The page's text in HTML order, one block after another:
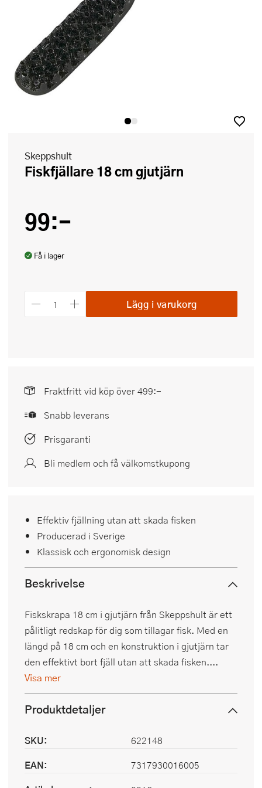
Skeppshult
Fiskfjällare 18 cm gjutjärn
99:-
Få i lager
Lägg i varukorg
Fraktfritt vid köp över 499:-
Snabb leverans
Prisgaranti
Bli medlem och få välkomstkupong
Effektiv fjällning utan att skada fisken
Producerad i Sverige
Klassisk och ergonomisk design
Beskrivelse
Fiskskrapa 18 cm i gjutjärn från Skeppshult är ett
pålitligt redskap för dig som tillagar fisk. Med en
längd på 18 cm och en konstruktion i gjutjärn tar
den effektivt bort fjäll utan att skada fisken....
Visa mer
Produktdetaljer
SKU:
622148
EAN:
7317930016005